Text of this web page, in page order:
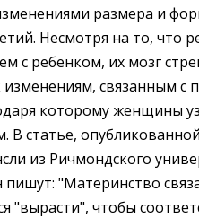
размера и
Несмотря на то, что
с ребенком, их мозг
связанным с
которому женщины
В статье,
из Ричмондского
"Материнство
"вырасти", чтобы